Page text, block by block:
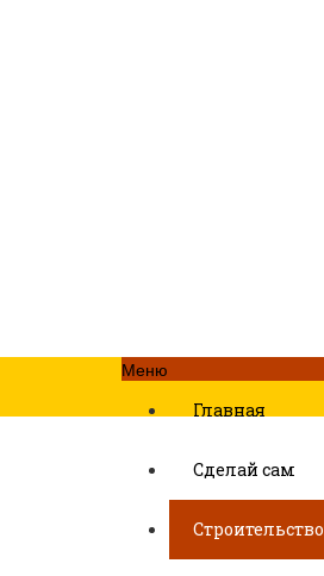
Меню
Главная
Сделай сам
Строительство